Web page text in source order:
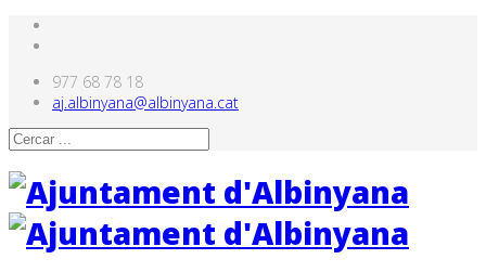
977 68 78 18
aj.albinyana@albinyana.cat